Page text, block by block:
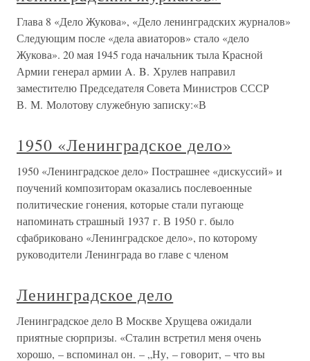
Глава 8 «Дело Жукова», «Дело ленинградских журналов»
Следующим после «дела авиаторов» стало «дело
Жукова». 20 мая 1945 года начальник тыла Красной
Армии генерал армии A. B. Хрулев направил
заместителю Председателя Совета Министров СССР
В. М. Молотову служебную записку:«В
1950 «Ленинградское дело»
1950 «Ленинградское дело» Пострашнее «дискуссий» и
поучений композиторам оказались послевоенные
политические гонения, которые стали пугающе
напоминать страшный 1937 г. В 1950 г. было
сфабриковано «Ленинградское дело», по которому
руководители Ленинграда во главе с членом
Ленинградское дело
Ленинградское дело В Москве Хрущева ожидали
приятные сюрпризы. «Сталин встретил меня очень
хорошо, – вспоминал он. – „Ну, – говорит, – что вы